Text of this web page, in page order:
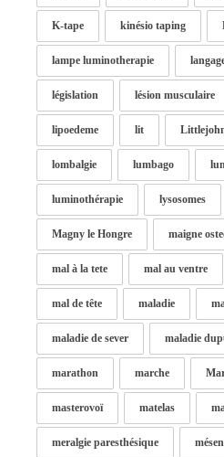
K-tape kinésio taping
lampe luminotherapie
législation lésion musculaire
lipoedeme lit
lombalgie lumbago
luminothérapie lysosomes
Magny le Hongre maigne
mal à la tete mal au ventre
mal de tête maladie
maladie de sever maladie
marathon marche
masterovoï matelas
meralgie paresthésique